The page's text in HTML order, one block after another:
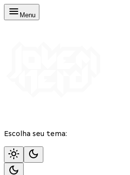
Menu
Escolha seu tema: